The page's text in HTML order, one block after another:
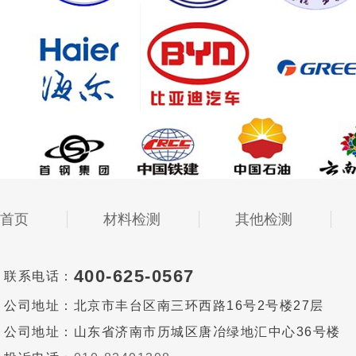
首页 材料检测 其他检测
联系电话： 400-625-0567
公司地址： 北京市丰台区南三环西路16号2号楼27层
公司地址： 山东省济南市历城区唐冶绿地汇中心36号楼